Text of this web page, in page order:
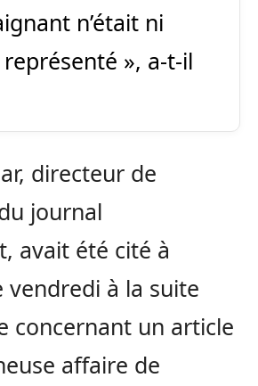
n’était ni
», a-t-il
directeur de
journal
avait été cité à
à la suite
concernant un article
affaire de